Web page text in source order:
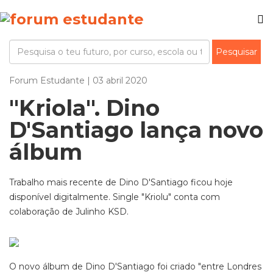
Forum Estudante | 03 abril 2020
"Kriola". Dino
D'Santiago lança novo
álbum
Trabalho mais recente de Dino D'Santiago ficou hoje
disponível digitalmente. Single "Kriolu" conta com
colaboração de Julinho KSD.
O novo álbum de Dino D'Santiago foi criado "entre Londres